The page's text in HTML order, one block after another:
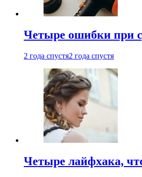
Четыре ошибки при
2 года спустя2 года спустя
Четыре лайфхака,